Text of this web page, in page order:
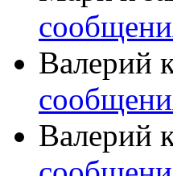
Валерий
Валерий